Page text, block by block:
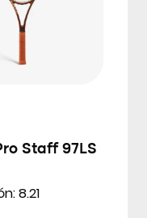
Staff 97LS
8.21